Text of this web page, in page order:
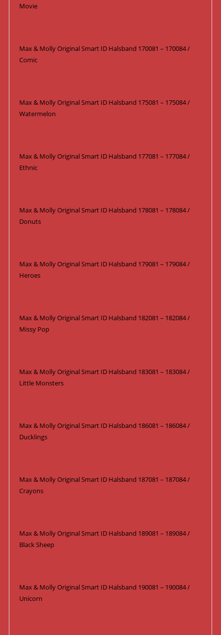
Movie
Max & Molly Original Smart ID Halsband 170081 – 170084 /
Comic
Max & Molly Original Smart ID Halsband 175081 – 175084 /
Watermelon
Max & Molly Original Smart ID Halsband 177081 – 177084 /
Ethnic
Max & Molly Original Smart ID Halsband 178081 – 178084 /
Donuts
Max & Molly Original Smart ID Halsband 179081 – 179084 /
Heroes
Max & Molly Original Smart ID Halsband 182081 – 182084 /
Missy Pop
Max & Molly Original Smart ID Halsband 183081 – 183084 /
Little Monsters
Max & Molly Original Smart ID Halsband 186081 – 186084 /
Ducklings
Max & Molly Original Smart ID Halsband 187081 – 187084 /
Crayons
Max & Molly Original Smart ID Halsband 189081 – 189084 /
Black Sheep
Max & Molly Original Smart ID Halsband 190081 – 190084 /
Unicorn